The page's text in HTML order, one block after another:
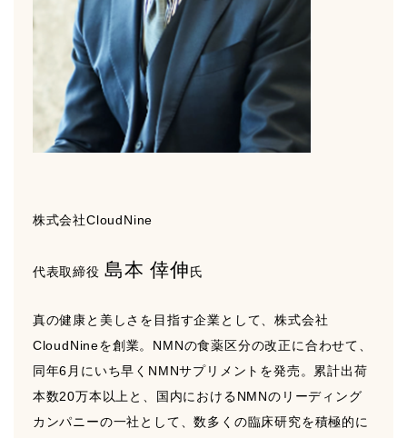
株式会社CloudNine
代表取締役 島本 倖伸氏
真の健康と美しさを目指す企業として、株式会社
CloudNineを創業。NMNの食薬区分の改正に合わせて、
同年6月にいち早くNMNサプリメントを発売。累計出荷
本数20万本以上と、国内におけるNMNのリーディング
カンパニーの一社として、数多くの臨床研究を積極的に